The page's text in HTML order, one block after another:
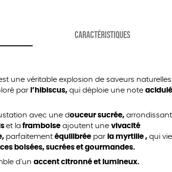
CARACTÉRISTIQUES
une véritable explosion de saveurs
par l’hibiscus, qui déploie une note
avec une douceur sucrée,
et la framboise ajoutent unevivacité
parfaitementéquilibrée par la myrtille , qui
boisées, sucrées et gourmandes.
d’unaccent citronné et lumineux.